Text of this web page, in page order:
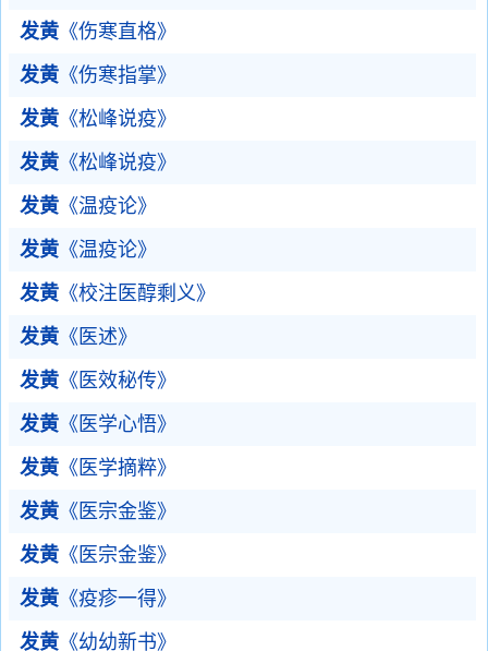
发黄 《伤寒直格》
发黄 《伤寒指掌》
发黄 《松峰说疫》
发黄 《松峰说疫》
发黄 《温疫论》
发黄 《温疫论》
发黄 《校注医醇剩义》
发黄 《医述》
发黄 《医效秘传》
发黄 《医学心悟》
发黄 《医学摘粹》
发黄 《医宗金鉴》
发黄 《医宗金鉴》
发黄 《疫疹一得》
发黄 《幼幼新书》